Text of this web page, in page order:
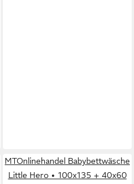
MTOnlinehandel Babybettwäsche
Little Hero • 100x135 + 40x60